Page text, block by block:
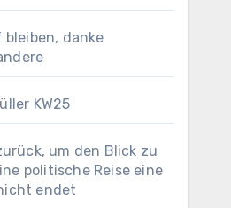
bleiben, danke
KW25
um den Blick zu
politische Reise eine
endet